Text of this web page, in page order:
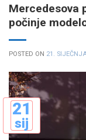
Mercedesova
počinje
POSTED ON 21.
21
sij